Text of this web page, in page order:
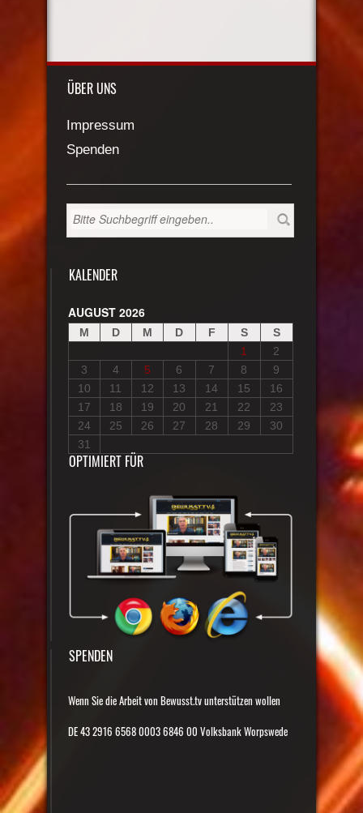
ÜBER UNS
Impressum
Spenden
KALENDER
AUGUST 2026
M D M D F S
S
1
2
3
4 5 6 7 8
9
10
11 12 13 14 15
16
17
18 19 20 21 22
23
24
25 26 27 28 29
30
31
OPTIMIERT FÜR
SPENDEN
Wenn Sie die Arbeit von Bewusst.tv unterstützen wollen
DE 43 2916 6568 0003 6846 00 Volksbank Worpswede